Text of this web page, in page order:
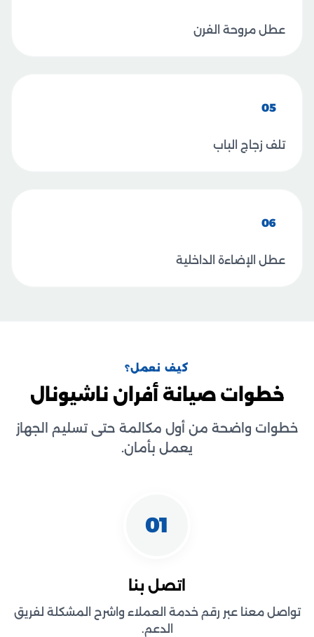
عطل مروحة الفرن
05
تلف زجاج الباب
06
عطل الإضاءة الداخلية
كيف نعمل؟
خطوات صيانة أفران ناشيونال
خطوات واضحة من أول مكالمة حتى تسليم الجهاز
يعمل بأمان.
01
اتصل بنا
تواصل معنا عبر رقم خدمة العملاء واشرح المشكلة لفريق
الدعم.